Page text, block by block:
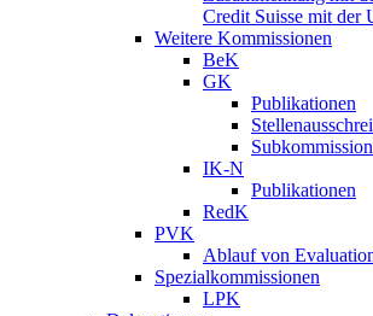
Credit Suisse mit der
Weitere Kommissionen
BeK
GK
Publikationen
IK-N
Publikationen
RedK
PVK
Ablauf von
Spezialkommissionen
LPK